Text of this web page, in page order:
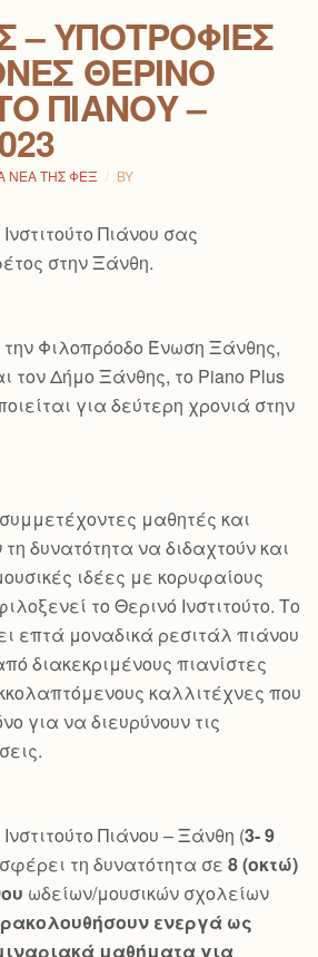
– ΥΠΟΤΡΟΦΊΕΣ
ΘΕΡΙΝΌ
ΠΙΆΝΟΥ –
ΝΈΑ ΤΗΣ ΦΕΞ BY
Πιάνου σας
στην Ξάνθη.
Φιλοπρόοδο Ένωση Ξάνθης,
τον Δήμο Ξάνθης, το Piano Plus
για δεύτερη χρονιά στην
μαθητές και
δυνατότητα να διδαχτούν και
ιδέες με κορυφαίους
το Θερινό Ινστιτούτο. Το
επτά μοναδικά ρεσιτάλ πιάνου
διακεκριμένους πιανίστες
καλλιτέχνες που
για να διευρύνουν τις
Πιάνου – Ξάνθη (3- 9
τη δυνατότητα σε 8 (οκτώ)
ωδείων/μουσικών σχολείων
ενεργά ως
μαθήματα για